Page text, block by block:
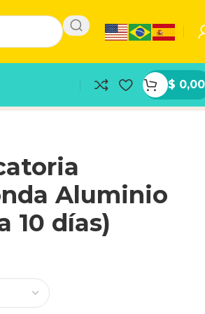
$ 0,00
Aluminio
10 días)